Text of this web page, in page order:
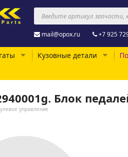
mail@opox.ru +7 925
Кузовные детали
Блок
управление